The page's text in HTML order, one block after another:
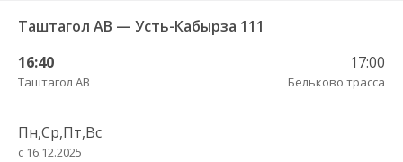
Таштагол АВ — Усть-Кабырза 111
16:40
Таштагол АВ
17:00
Бельково трасса
Пн,Ср,Пт,Вс
с 16.12.2025